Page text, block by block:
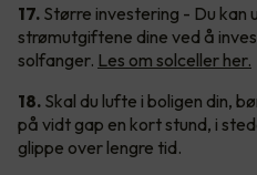
17. Større investering - Du kan
strømutgiftene dine ved å
solfanger. Les om solceller her.
18. Skal du lufte i boligen din,
på vidt gap en kort stund, i
glippe over lengre tid.